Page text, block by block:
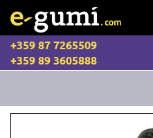
+359 87 7265509
+359 89 3605888